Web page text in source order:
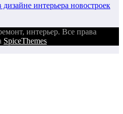
интерьера новостроек
интерьер. Все права
SpiceThemes